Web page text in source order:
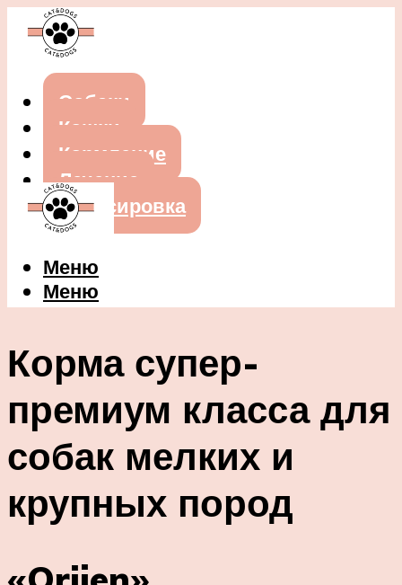
Собаки
Кошки
Кормление
Лечение
Дрессировка
Меню
Меню
Корма супер-
премиум класса для
собак мелких и
крупных пород